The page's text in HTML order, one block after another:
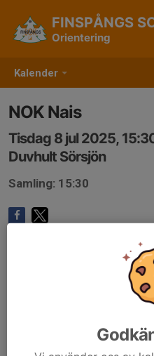
Kalender
FINSPÅNGS
Orientering
NOK Nais
Tisdag 8 jul 2025,
Duvhult Sörsjön
Samling: 15:30